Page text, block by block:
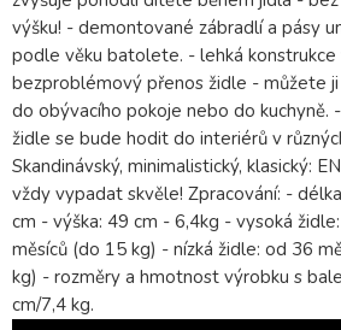
výšku! - demontované zábradlí a pásy
podle věku batolete. - lehká konstrukce
bezproblémový přenos židle - můžete
do obývacího pokoje nebo do kuchyně.
židle se bude hodit do interiérů v
Skandinávský, minimalistický, klasický:
vždy vypadat skvěle! Zpracování: -
cm - výška: 49 cm - 6,4kg - vysoká
měsíců (do 15 kg) - nízká židle: od 36
kg) - rozměry a hmotnost výrobku s
cm/7,4 kg.